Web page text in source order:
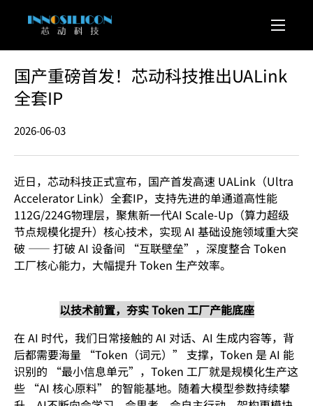
国产重磅首发！芯动科技推出UALink
全套IP
2026-06-03
近日，芯动科技正式宣布，国产首发高速 UALink（Ultra
Accelerator Link）全套IP，支持先进的单通道高性能
112G/224G物理层，聚焦新一代AI Scale-Up（算力超级
节点规模化提升）核心技术，实现 AI 基础设施领域重大突
破 —— 打破 AI 设备间 “互联壁垒”，深度整合 Token
工厂核心能力，大幅提升 Token 生产效率。
以技术前置，夯实 Token 工厂产能底座
在 AI 时代，我们日常接触的 AI 对话、AI 生成内容等，背
后都需要海量 “Token（词元）” 支撑，Token 是 AI 能
识别的 “最小信息单元”，Token 工厂就是规模化生产这
些 “AI 核心原料” 的智能基地。随着大模型参数持续攀